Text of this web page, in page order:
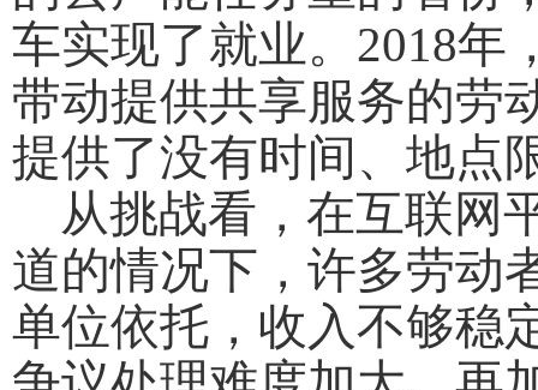
车实现了就业。2018年
带动提供共享服务的劳
提供了没有时间、地点
从挑战看，在互联网
道的情况下，许多劳动
单位依托，收入不够稳